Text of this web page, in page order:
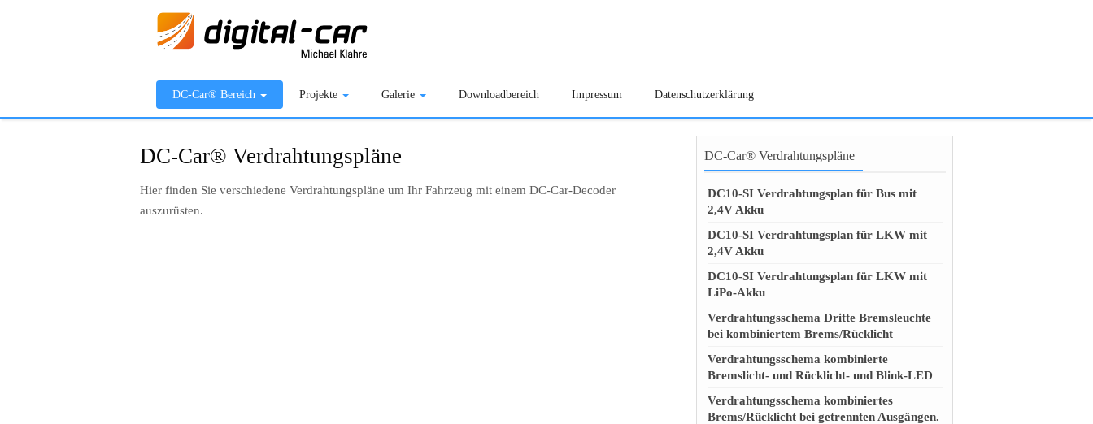
DC-Car® Bereich Projekte Galerie Downloadbereich Impressum Datenschutzerklärung
DC-Car® Verdrahtungspläne
Hier finden Sie verschiedene Verdrahtungspläne um Ihr Fahrzeug mit einem DC-Car-Decoder
auszurüsten.
DC-Car® Verdrahtungspläne
DC10-SI Verdrahtungsplan für Bus mit
2,4V Akku
DC10-SI Verdrahtungsplan für LKW mit
2,4V Akku
DC10-SI Verdrahtungsplan für LKW mit
LiPo-Akku
Verdrahtungsschema Dritte Bremsleuchte
bei kombiniertem Brems/Rücklicht
Verdrahtungsschema kombinierte
Bremslicht- und Rücklicht- und Blink-LED
Verdrahtungsschema kombiniertes
Brems/Rücklicht bei getrennten Ausgängen.